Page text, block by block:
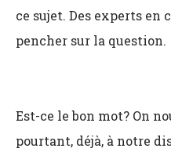
ce sujet. Des experts en
pencher sur la question.
Est-ce le bon mot? On
pourtant, déjà, à notre